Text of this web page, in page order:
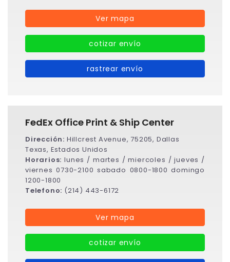
Ver mapa
cotizar envío
rastrear envío
FedEx Office Print & Ship Center
Dirección: Hillcrest Avenue, 75205, Dallas
Texas, Estados Unidos
Horarios:lunes / martes / miercoles / jueves /
viernes 0730-2100 sabado 0800-1800 domingo
1200-1800
Telefono: (214) 443-6172
Ver mapa
cotizar envío